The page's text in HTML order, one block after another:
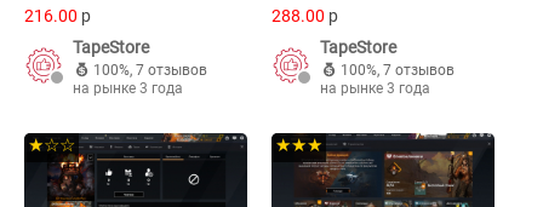
216.00 p
TapeStore
100%, 7 отзывов
на рынке 3 года
288.00 p
TapeStore
100%, 7 отзывов
на рынке 3 года
★☆☆ ★★★